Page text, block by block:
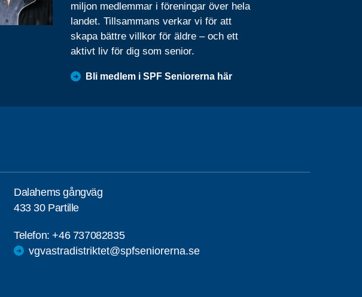
miljon medlemmar i föreningar över hela
landet. Tillsammans verkar vi för att
skapa bättre villkor för äldre – och ett
aktivt liv för dig som senior.
Bli medlem i SPF Seniorerna här
Dalahems gångväg
433 30 Partille
Telefon:+46 737082835
vgvastradistriktet@spfseniorerna.se